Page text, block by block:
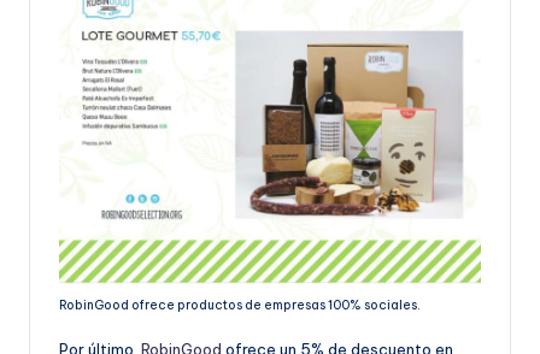
RobinGood ofrece productos de empresas 100% sociales.
Por último, RobinGood ofrece un 5% de descuento en